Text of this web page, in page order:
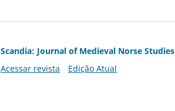
Scandia: Journal of Medieval Norse Studies
Acessar revista
Edição Atual